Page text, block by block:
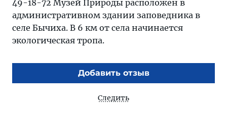
49-18-72 Музей Природы расположен в
административном здании заповедника в
селе Бычиха. В 6 км от села начинается
экологическая тропа.
Добавить отзыв
Следить